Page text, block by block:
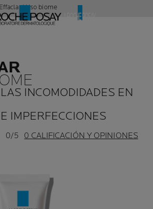
Effaclar H iso biome
INCOMODIDADES EN
IMPERFECCIONES
0/5 0 CALIFICACIÓN Y OPINIONES